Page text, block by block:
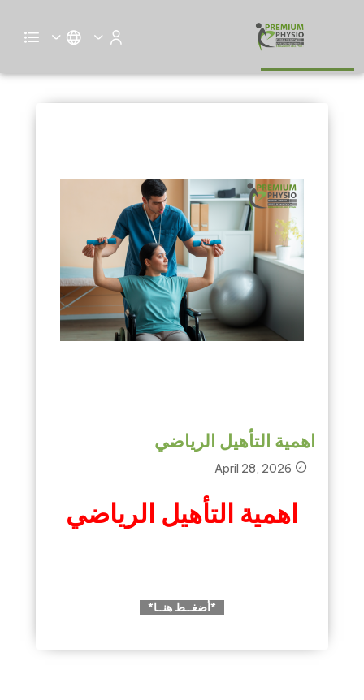
اهمية التأهيل الرياضي
اهمية التأهيل الرياضي
April 28, 2026
اهمية التأهيل الرياضي
*أضغــط هنــا*